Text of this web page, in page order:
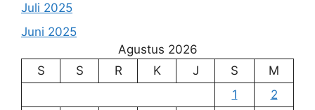
Juli 2025
Juni 2025
Agustus 2026
S
S R K J S
M
1
2